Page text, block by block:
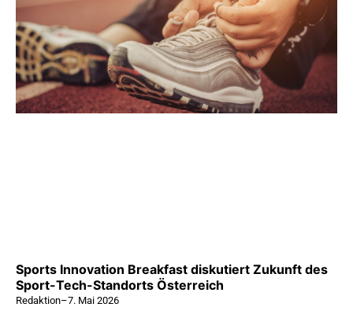
Sports Innovation Breakfast diskutiert Zukunft des
Sport-Tech-Standorts Österreich
Redaktion–7. Mai 2026